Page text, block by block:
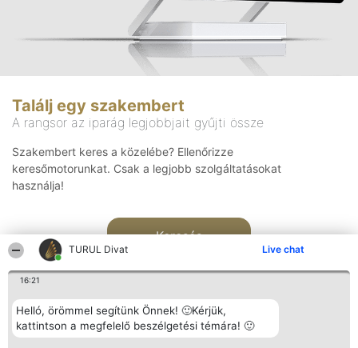
TURUL Divat Live chat
16:21
Helló, örömmel segítünk Önnek! 🙂Kérjük,
kattintson a megfelelő beszélgetési témára! 🙂
Találj egy szakembert
A rangsor az iparág legjobbjait gyűjti össze
Szakembert keres a közelébe? Ellenőrizze
keresőmotorunkat. Csak a legjobb szolgáltatásokat
használja!
Keresés